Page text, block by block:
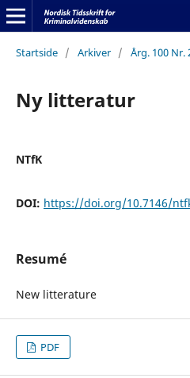
Startside / Arkiver / Årg. 100 Nr.
Ny litteratur
NTfK
DOI: https://doi.org/10.7146/
Resumé
New litterature
PDF